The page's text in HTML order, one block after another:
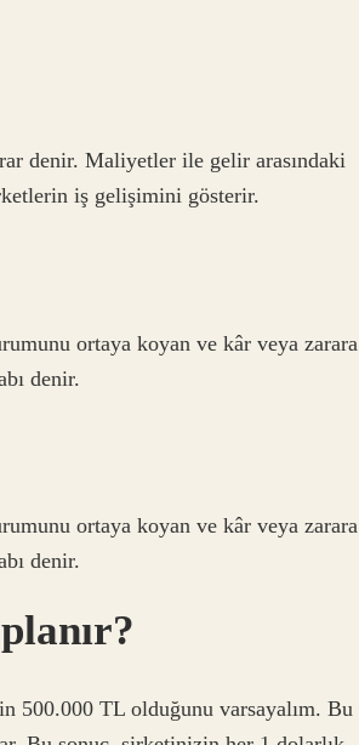
denir. Maliyetler ile gelir arasındaki
iş gelişimini gösterir.
ortaya koyan ve kâr veya zarara
denir.
ortaya koyan ve kâr veya zarara
denir.
500.000 TL olduğunu varsayalım. Bu